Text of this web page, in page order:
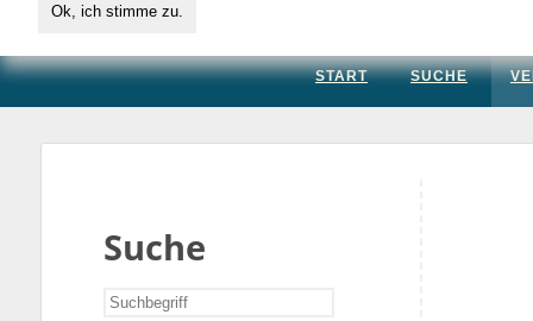
START SUCHE
Suche
Ok, ich stimme zu.